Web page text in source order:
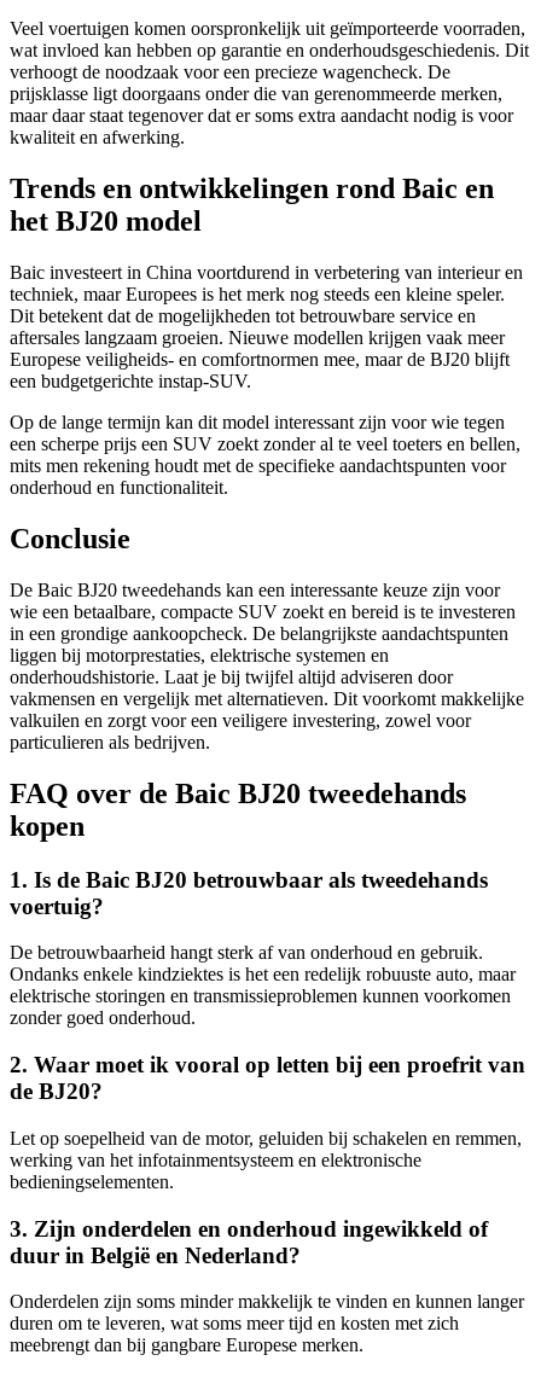
Veel voertuigen komen oorspronkelijk uit geïmporteerde voorraden,
wat invloed kan hebben op garantie en onderhoudsgeschiedenis. Dit
verhoogt de noodzaak voor een precieze wagencheck. De
prijsklasse ligt doorgaans onder die van gerenommeerde merken,
maar daar staat tegenover dat er soms extra aandacht nodig is voor
kwaliteit en afwerking.
Trends en ontwikkelingen rond Baic en
het BJ20 model
Baic investeert in China voortdurend in verbetering van interieur en
techniek, maar Europees is het merk nog steeds een kleine speler.
Dit betekent dat de mogelijkheden tot betrouwbare service en
aftersales langzaam groeien. Nieuwe modellen krijgen vaak meer
Europese veiligheids- en comfortnormen mee, maar de BJ20 blijft
een budgetgerichte instap-SUV.
Op de lange termijn kan dit model interessant zijn voor wie tegen
een scherpe prijs een SUV zoekt zonder al te veel toeters en bellen,
mits men rekening houdt met de specifieke aandachtspunten voor
onderhoud en functionaliteit.
Conclusie
De Baic BJ20 tweedehands kan een interessante keuze zijn voor
wie een betaalbare, compacte SUV zoekt en bereid is te investeren
in een grondige aankoopcheck. De belangrijkste aandachtspunten
liggen bij motorprestaties, elektrische systemen en
onderhoudshistorie. Laat je bij twijfel altijd adviseren door
vakmensen en vergelijk met alternatieven. Dit voorkomt makkelijke
valkuilen en zorgt voor een veiligere investering, zowel voor
particulieren als bedrijven.
FAQ over de Baic BJ20 tweedehands
kopen
1. Is de Baic BJ20 betrouwbaar als tweedehands
voertuig?
De betrouwbaarheid hangt sterk af van onderhoud en gebruik.
Ondanks enkele kindziektes is het een redelijk robuuste auto, maar
elektrische storingen en transmissieproblemen kunnen voorkomen
zonder goed onderhoud.
2. Waar moet ik vooral op letten bij een proefrit van
de BJ20?
Let op soepelheid van de motor, geluiden bij schakelen en remmen,
werking van het infotainmentsysteem en elektronische
bedieningselementen.
3. Zijn onderdelen en onderhoud ingewikkeld of
duur in België en Nederland?
Onderdelen zijn soms minder makkelijk te vinden en kunnen langer
duren om te leveren, wat soms meer tijd en kosten met zich
meebrengt dan bij gangbare Europese merken.